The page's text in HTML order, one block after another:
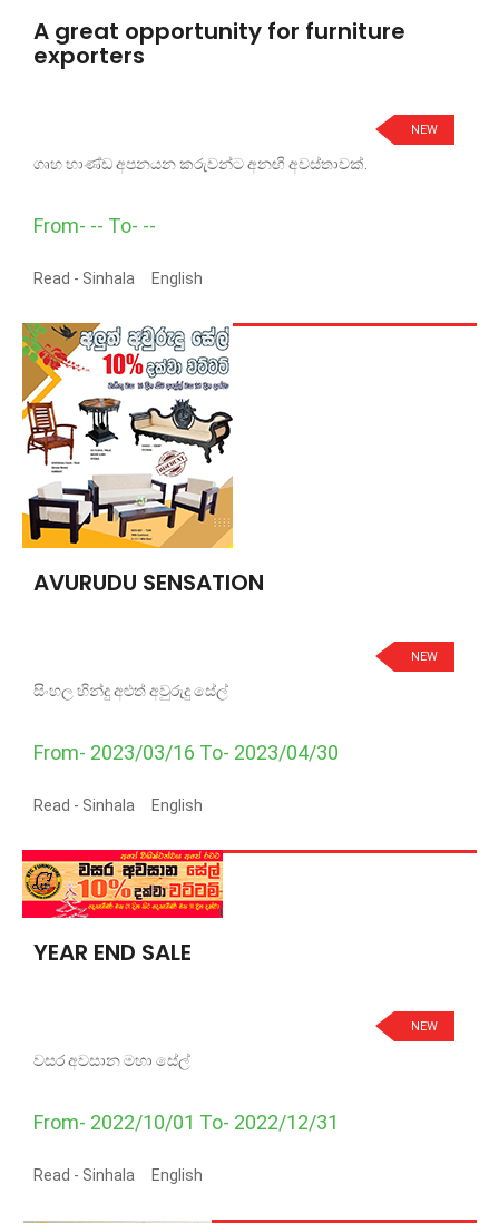
A great opportunity for furniture
exporters
NEW
ගෘහ භාණ්ඩ අපනයන කරුවන්ට අනඟි අවස්තාවක්.
From- -- To- --
Read - Sinhala English
AVURUDU SENSATION
NEW
සිංහල හින්දු අළුත් අවුරුදු සේල්
From- 2023/03/16 To- 2023/04/30
Read - Sinhala English
YEAR END SALE
NEW
වසර අවසාන මහා සේල්
From- 2022/10/01 To- 2022/12/31
Read - Sinhala English